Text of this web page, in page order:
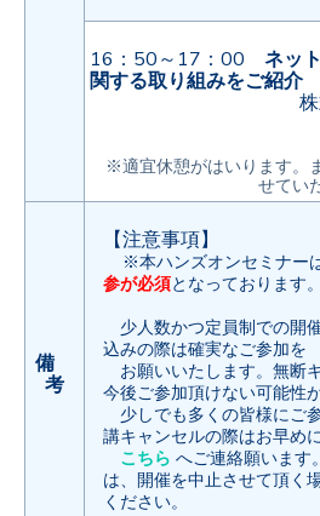
16：50～17：00 ネッ
関する取り組みをご紹介
※適宜休憩がはいります。
せてい
備
考
【注意事項】
※本ハンズオンセミナーは
参が必須となっております。
少人数かつ定員制での開
込みの際は確実なご参加を
お願いいたします。無断
今後ご参加頂けない可能性
少しでも多くの皆様にご
講キャンセルの際はお早め
こちら へご連絡願います
は、開催を中止させて頂く
ください。